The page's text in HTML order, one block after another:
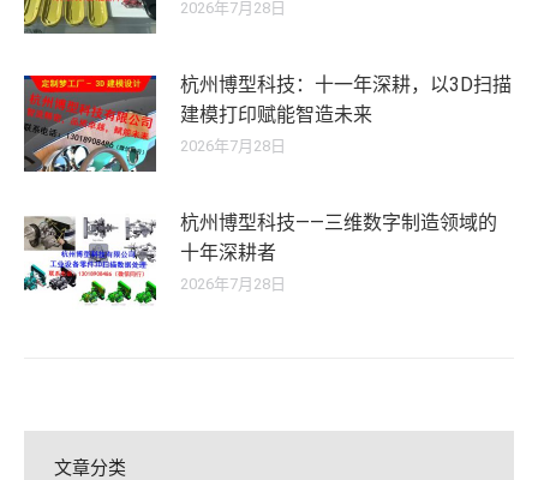
2026年7月28日
杭州博型科技：十一年深耕，以3D扫描
建模打印赋能智造未来
2026年7月28日
杭州博型科技——三维数字制造领域的
十年深耕者
2026年7月28日
文章分类